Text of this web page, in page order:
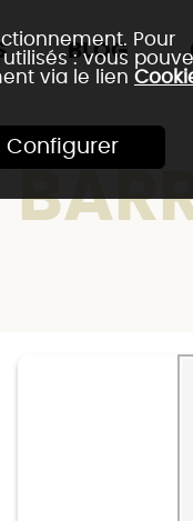
Pour
: vous
via le lien
Configurer
BLOG